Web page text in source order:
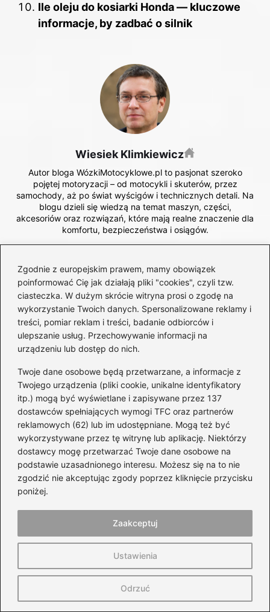
Zgodnie z europejskim prawem, mamy obowiązek
poinformować Cię jak działają pliki "cookies", czyli tzw.
ciasteczka. W dużym skrócie witryna prosi o zgodę na
wykorzystanie Twoich danych. Spersonalizowane reklamy i
treści, pomiar reklam i treści, badanie odbiorców i
ulepszanie usług. Przechowywanie informacji na
urządzeniu lub dostęp do nich.
Twoje dane osobowe będą przetwarzane, a informacje z
Twojego urządzenia (pliki cookie, unikalne identyfikatory
itp.) mogą być wyświetlane i zapisywane przez 137
dostawców spełniających wymogi TFC oraz partnerów
reklamowych (62) lub im udostępniane. Mogą też być
wykorzystywane przez tę witrynę lub aplikację. Niektórzy
dostawcy mogę przetwarzać Twoje dane osobowe na
podstawie uzasadnionego interesu. Możesz się na to nie
zgodzić nie akceptując zgody poprzez kliknięcie przycisku
poniżej.
Ustawienia
Odrzuć
Zaakceptuj
Ile oleju do kosiarki Honda — kluczowe
informacje, by zadbać o silnik
Wiesiek Klimkiewicz
Autor bloga WózkiMotocyklowe.pl to pasjonat szeroko
pojętej motoryzacji – od motocykli i skuterów, przez
samochody, aż po świat wyścigów i technicznych detali. Na
blogu dzieli się wiedzą na temat maszyn, części,
akcesoriów oraz rozwiązań, które mają realne znaczenie dla
komfortu, bezpieczeństwa i osiągów.
działanie części i podzespołów, a także przybliża nowinki
techniczne i trendy w motoryzacji. Stawia na konkret,
praktyczne podejście i informacje oparte na doświadczeniu.
←
Jak dobrać idealne felgi do Opel Astra H? Poznaj
rozmiary i specyfikacje
→
Ile oleju powinna mieć Honda CBF 600? Oto
kluczowe informacje, aby uniknąć błędów
Dodaj komentarz
Twój adres email nie zostanie opublikowany.
Wymagane pola są oznaczone *
Komentarz
Nazwa*